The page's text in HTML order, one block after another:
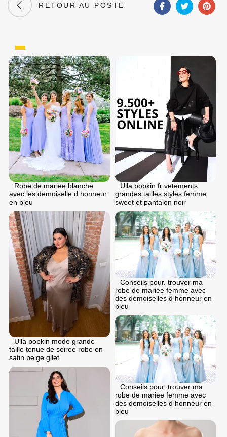
RETOUR AU POSTE
Robe de mariee blanche
avec les demoiselle d honneur
en bleu
Ulla popkin fr vetements
grandes tailles styles femme
sweet et pantalon noir
Ulla popkin mode grande
taille tenue de soiree robe en
satin beige gilet
Conseils pour. trouver ma
robe de mariee femme avec
des demoiselles d honneur en
bleu
Conseils pour. trouver ma
robe de mariee femme avec
des demoiselles d honneur en
bleu